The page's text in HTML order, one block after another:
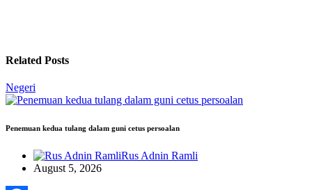
Related Posts
Negeri
Penemuan kedua tulang dalam guni cetus persoalan
Rus Adnin Ramli
August 5, 2026